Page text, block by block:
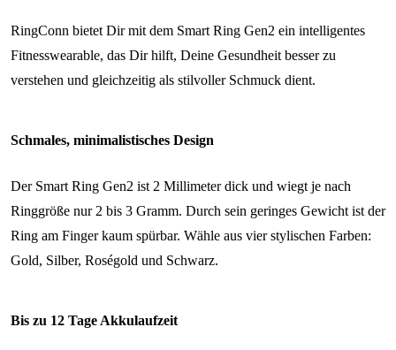
RingConn bietet Dir mit dem Smart Ring Gen2 ein intelligentes
Fitnesswearable, das Dir hilft, Deine Gesundheit besser zu
verstehen und gleichzeitig als stilvoller Schmuck dient.
Schmales, minimalistisches Design
Der Smart Ring Gen2 ist 2 Millimeter dick und wiegt je nach
Ringgröße nur 2 bis 3 Gramm. Durch sein geringes Gewicht ist der
Ring am Finger kaum spürbar. Wähle aus vier stylischen Farben:
Gold, Silber, Roségold und Schwarz.
Bis zu 12 Tage Akkulaufzeit